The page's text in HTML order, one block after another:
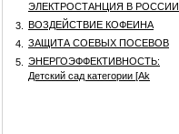
ЭЛЕКТРОСТАНЦИЯ В РОССИИ
3.
ВОЗДЕЙСТВИЕ КОФЕИНА
4.
ЗАЩИТА СОЕВЫХ ПОСЕВОВ
5.
ЭНЕРГОЭФФЕКТИВНОСТЬ:
Детский сад категории [Аk